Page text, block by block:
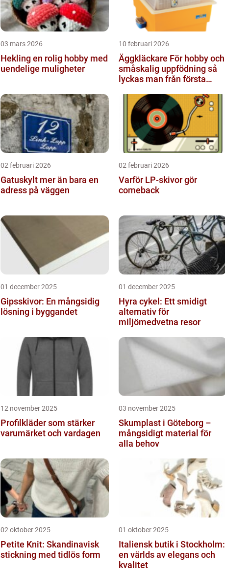
03 mars 2026
Hekling en rolig hobby med
uendelige muligheter
10 februari 2026
Äggkläckare För hobby och
småskalig uppfödning så
lyckas man från första
02 februari 2026
Gatuskylt mer än bara en
adress på väggen
02 februari 2026
Varför LP-skivor gör
comeback
01 december 2025
Gipsskivor: En mångsidig
lösning i byggandet
01 december 2025
Hyra cykel: Ett smidigt
alternativ för
miljömedvetna resor
12 november 2025
Profilkläder som stärker
varumärket och vardagen
03 november 2025
Skumplast i Göteborg –
mångsidigt material för
alla behov
02 oktober 2025
Petite Knit: Skandinavisk
stickning med tidlös form
01 oktober 2025
Italiensk butik i Stockholm:
en världs av elegans och
kvalitet